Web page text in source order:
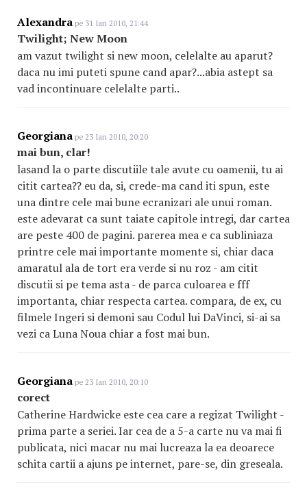
Alexandra pe 31 Ian 2010, 21:44
Twilight; New Moon
am vazut twilight si new moon, celelalte au aparut?
daca nu imi puteti spune cand apar?...abia astept sa
vad incontinuare celelalte parti..
Georgiana pe 23 Ian 2010, 20:20
mai bun, clar!
lasand la o parte discutiile tale avute cu oamenii, tu ai
citit cartea?? eu da, si, crede-ma cand iti spun, este
una dintre cele mai bune ecranizari ale unui roman.
este adevarat ca sunt taiate capitole intregi, dar cartea
are peste 400 de pagini. parerea mea e ca subliniaza
printre cele mai importante momente si, chiar daca
amaratul ala de tort era verde si nu roz - am citit
discutii si pe tema asta - de parca culoarea e fff
importanta, chiar respecta cartea. compara, de ex, cu
filmele Ingeri si demoni sau Codul lui DaVinci, si-ai sa
vezi ca Luna Noua chiar a fost mai bun.
Georgiana pe 23 Ian 2010, 20:10
corect
Catherine Hardwicke este cea care a regizat Twilight -
prima parte a seriei. Iar cea de a 5-a carte nu va mai fi
publicata, nici macar nu mai lucreaza la ea deoarece
schita cartii a ajuns pe internet, pare-se, din greseala.